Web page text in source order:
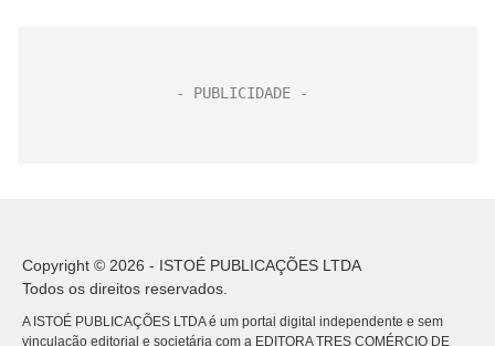
Copyright © 2026 - ISTOÉ PUBLICAÇÕES LTDA
Todos os direitos reservados.
A ISTOÉ PUBLICAÇÕES LTDA é um portal digital independente e sem
vinculação editorial e societária com a EDITORA TRES COMÉRCIO DE